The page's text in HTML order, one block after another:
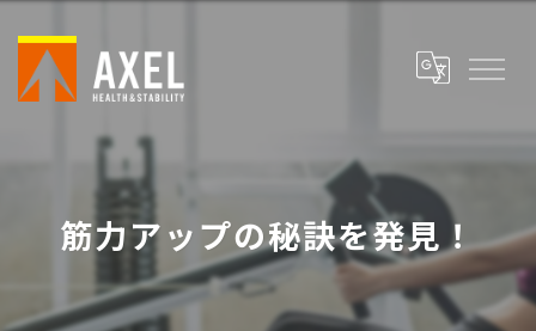
筋力アップの秘訣を発見！